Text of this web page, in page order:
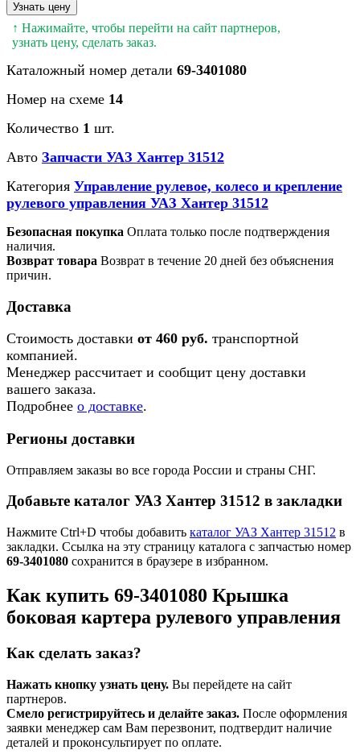
Узнать цену
↑ Нажимайте, чтобы перейти на сайт партнеров,
узнать цену, сделать заказ.
Каталожный номер детали 69-3401080
Номер на схеме 14
Количество 1 шт.
Авто Запчасти УАЗ Хантер 31512
Категория Управление рулевое, колесо и крепление
рулевого управления УАЗ Хантер 31512
Безопасная покупка Оплата только после подтверждения
наличия.
Возврат товара Возврат в течение 20 дней без объяснения
причин.
Доставка
Стоимость доставки от 460 руб. транспортной
компанией.
Менеджер рассчитает и сообщит цену доставки
вашего заказа.
Подробнее о доставке.
Регионы доставки
Отправляем заказы во все города России и страны СНГ.
Добавьте каталог УАЗ Хантер 31512 в закладки
Нажмите Ctrl+D чтобы добавить каталог УАЗ Хантер 31512 в
закладки. Ссылка на эту страницу каталога с запчастью номер
69-3401080 сохранится в браузере в избранном.
Как купить 69-3401080 Крышка
боковая картера рулевого управления
Как сделать заказ?
Нажать кнопку узнать цену. Вы перейдете на сайт
партнеров.
Смело регистрируйтесь и делайте заказ. После оформления
заявки менеджер сам Вам перезвонит, подтвердит наличие
деталей и проконсультирует по оплате.